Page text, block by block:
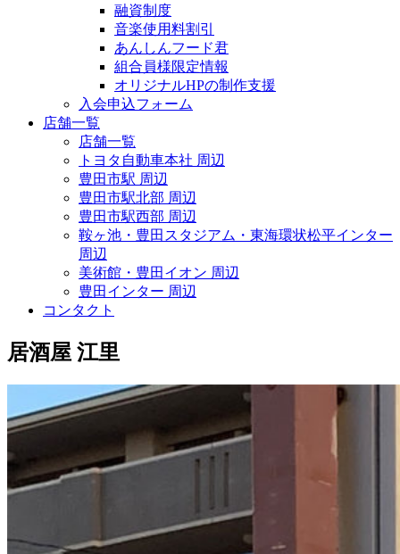
融資制度
音楽使用料割引
あんしんフード君
組合員様限定情報
オリジナルHPの制作支援
入会申込フォーム
店舗一覧
店舗一覧
トヨタ自動車本社 周辺
豊田市駅 周辺
豊田市駅北部 周辺
豊田市駅西部 周辺
鞍ヶ池・豊田スタジアム・東海環状松平インター
周辺
美術館・豊田イオン 周辺
豊田インター 周辺
コンタクト
居酒屋 江里